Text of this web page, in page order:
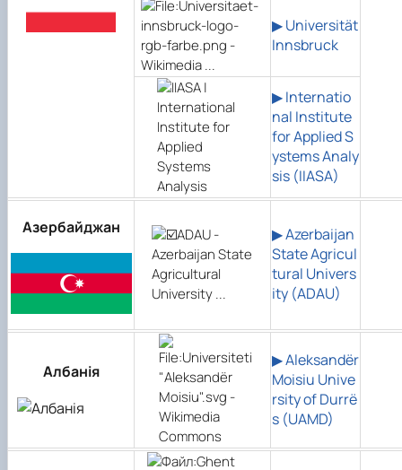
▶Universität
Innsbruck
▶ Internatio
nal Institute
for Applied S
ystems Analy
sis (IIASA)
Азербайджан
▶ Azerbaijan
State Agricul
tural Univers
ity (ADAU)
Албанія
▶ Aleksandër
Moisiu Unive
rsity of Durrë
s (UAMD)